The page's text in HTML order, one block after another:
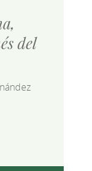
del